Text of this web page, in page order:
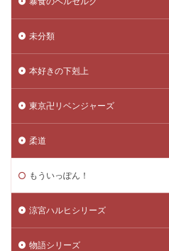
未分類
本好きの下剋上
東京卍リベンジャーズ
柔道
もういっぽん！
涼宮ハルヒシリーズ
物語シリーズ